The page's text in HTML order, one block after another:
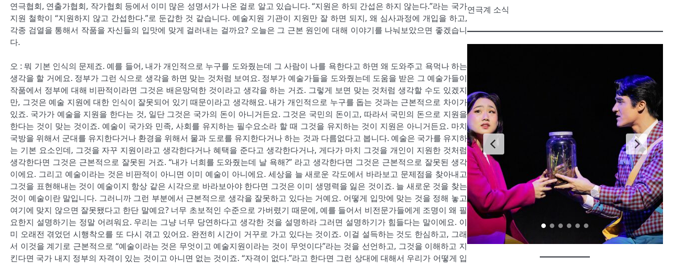
연극협회, 연출가협회, 작가협회 등에서 이미 많은 성명서가 나온 걸로 알고 있습니다. “지원은 하되 간섭은 하지 않는다.”라는 국가
지원 철학이 “지원하지 않고 간섭한다.”로 둔갑한 것 같습니다. 예술지원 기관이 지원만 잘 하면 되지, 왜 심사과정에 개입을 하고,
각종 검열을 통해서 작품을 자신들의 입맛에 맞게 걸러내는 걸까요? 오늘은 그 근본 원인에 대해 이야기를 나눠보았으면 좋겠습니
다.
오 : 뭐 기본 인식의 문제죠. 예를 들어, 내가 개인적으로 누구를 도와줬는데 그 사람이 나를 욕한다고 하면 왜 도와주고 욕먹나 하는
생각을 할 거에요. 정부가 그런 식으로 생각을 하면 맞는 것처럼 보여요. 정부가 예술가들을 도와줬는데 도움을 받은 그 예술가들이
작품에서 정부에 대해 비판적이라면 그것은 배은망덕한 것이라고 생각을 하는 거죠. 그렇게 보면 맞는 것처럼 생각할 수도 있겠지
만, 그것은 예술 지원에 대한 인식이 잘못되어 있기 때문이라고 생각해요. 내가 개인적으로 누구를 돕는 것과는 근본적으로 차이가
있죠. 국가가 예술을 지원을 한다는 것, 일단 그것은 국가의 돈이 아니거든요. 그것은 국민의 돈이고, 따라서 국민의 돈으로 지원을
한다는 것이 맞는 것이죠. 예술이 국가와 민족, 사회를 유지하는 필수요소라 할 때 그것을 유지하는 것이 지원은 아니거든요. 마치
국방을 위해서 군대를 유지한다거나 환경을 위해서 물과 도로를 유지한다거나 하는 것과 다름없다고 봅니다. 예술은 국가를 유지하
는 기본 요소인데, 그것을 자꾸 지원이라고 생각한다거나 혜택을 준다고 생각한다거나, 게다가 마치 그것을 개인이 지원한 것처럼
생각한다면 그것은 근본적으로 잘못된 거죠. “내가 너희를 도와줬는데 날 욕해?” 라고 생각한다면 그것은 근본적으로 잘못된 생각
이에요. 그리고 예술이라는 것은 비판적이 아니면 이미 예술이 아니에요. 세상을 늘 새로운 각도에서 바라보고 문제점을 찾아내고
그것을 표현해내는 것이 예술이지 항상 같은 시각으로 바라보아야 한다면 그것은 이미 생명력을 잃은 것이죠. 늘 새로운 것을 찾는
것이 예술이란 말입니다. 그러니까 그런 부분에서 근본적으로 생각을 잘못하고 있다는 거예요. 어떻게 입맛에 맞는 것을 정해 놓고
여기에 맞지 않으면 잘못됐다고 한단 말예요? 너무 초보적인 수준으로 가버렸기 때문에, 예를 들어서 비전문가들에게 조명이 왜 필
요한지 설명하기는 정말 어려워요. 우리는 그냥 너무 당연하다고 생각한 것을 설명하라 그러면 설명하기가 힘들다는 말이에요. 이
미 오래전 겪었던 시행착오를 또 다시 겪고 있어요. 완전히 시간이 거꾸로 가고 있다는 것이죠. 이걸 설득하는 것도 한심하고, 그래
서 이것을 계기로 근본적으로 “예술이라는 것은 무엇이고 예술지원이라는 것이 무엇이다”라는 것을 선언하고, 그것을 이해하고 지
킨다면 국가 내지 정부의 자격이 있는 것이고 아니면 없는 것이죠. “자격이 없다.”라고 한다면 그런 상대에 대해서 우리가 어떻게 입
연극계 소식